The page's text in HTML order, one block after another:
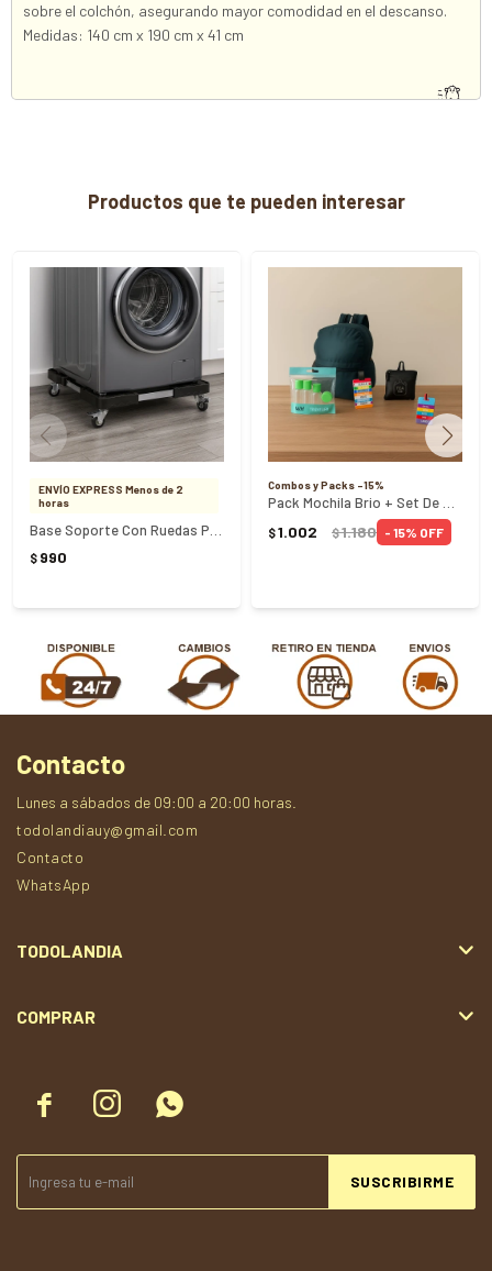
sobre el colchón, asegurando mayor comodidad en el descanso.
Medidas: 140 cm x 190 cm x 41 cm
Productos que te pueden interesar
ENVÍO EXPRESS Menos de 2
horas
$ 990
Combos y Packs -15%
$1.002 $1.180 15
  
SUSCRIBIRME
Contacto
Lunes a sábados de 09:00 a 20:00 horas.
todolandiauy@gmail.com
Contacto
WhatsApp
TODOLANDIA
COMPRAR